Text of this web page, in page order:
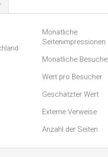
Monatliche
Seitenimpressionen
Monatliche Besuche
Wert pro Besucher
Geschätzter Wert
Externe Verweise
Anzahl der Seiten